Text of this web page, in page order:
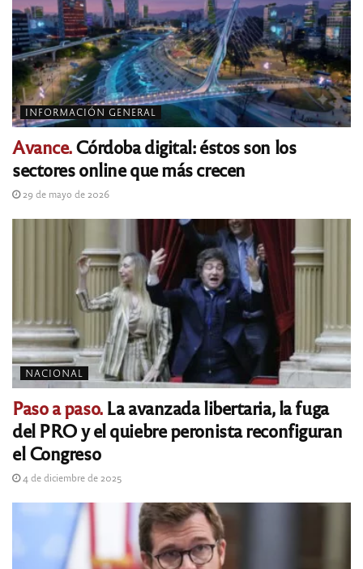
INFORMACIÓN GENERAL
Avance.Córdoba digital: éstos son los
sectores online que más crecen
29 de mayo de 2026
NACIONAL
Paso a paso.La avanzada libertaria, la fuga
del PRO y el quiebre peronista reconfiguran
el Congreso
4 de diciembre de 2025